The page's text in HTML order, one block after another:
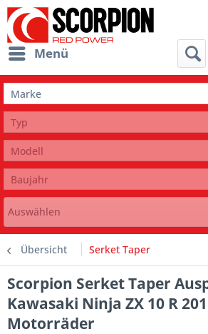
Menü
Auswählen
Übersicht Serket Taper
Scorpion Serket Taper
Kawasaki Ninja ZX 10 R
Motorräder